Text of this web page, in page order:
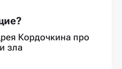
Кордочкина про
зла